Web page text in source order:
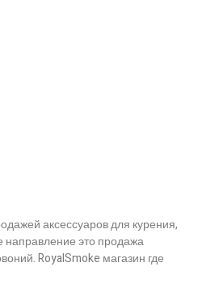
аксессуаров для курения,
направление это продажа
RoyalSmoke магазин где